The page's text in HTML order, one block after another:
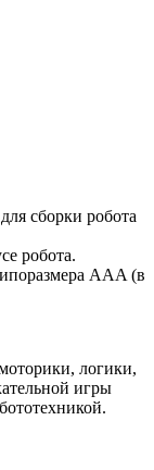
сборки робота
робота.
ААA (в
логики,
игры